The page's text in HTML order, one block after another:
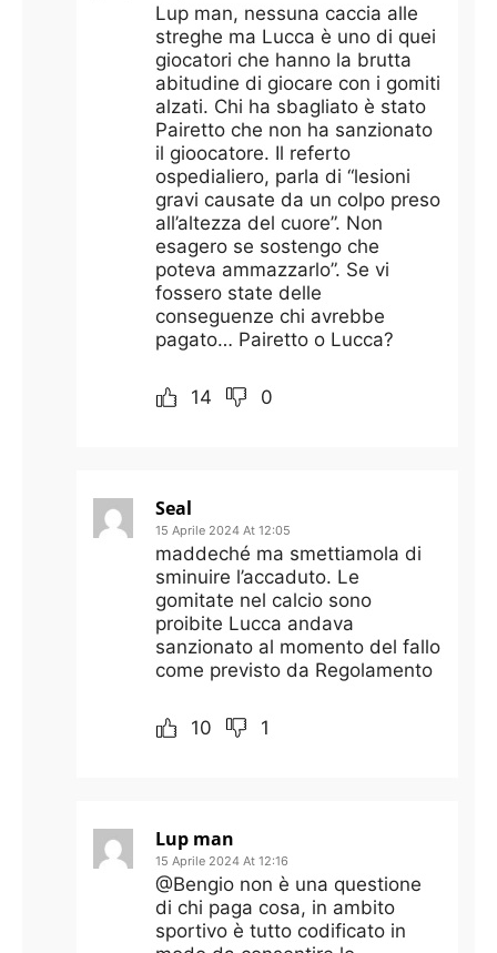
Lup man, nessuna caccia alle
streghe ma Lucca è uno di quei
giocatori che hanno la brutta
abitudine di giocare con i gomiti
alzati. Chi ha sbagliato è stato
Pairetto che non ha sanzionato
il gioocatore. Il referto
ospedialiero, parla di “lesioni
gravi causate da un colpo preso
all’altezza del cuore”. Non
esagero se sostengo che
poteva ammazzarlo”. Se vi
fossero state delle
conseguenze chi avrebbe
pagato… Pairetto o Lucca?
14 0
Seal
15 Aprile 2024 At 12:05
maddeché ma smettiamola di
sminuire l’accaduto. Le
gomitate nel calcio sono
proibite Lucca andava
sanzionato al momento del fallo
come previsto da Regolamento
10 1
Lup man
15 Aprile 2024 At 12:16
@Bengio non è una questione
di chi paga cosa, in ambito
sportivo è tutto codificato in